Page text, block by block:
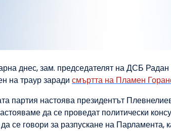
днес, зам. председателят на ДСБ
на траур заради смъртта на Пламен
партия настоява президентът
да се проведат политически
се говори за разпускане на Парламента,